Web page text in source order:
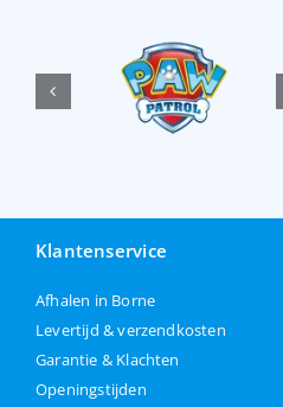
Klantenservice
Afhalen in Borne
Levertijd & verzendkosten
Garantie & Klachten
Openingstijden